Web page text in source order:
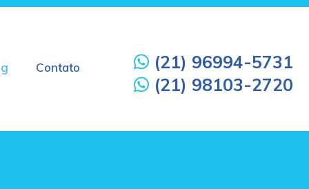
Contato
(21) 96994-5731
(21) 98103-2720